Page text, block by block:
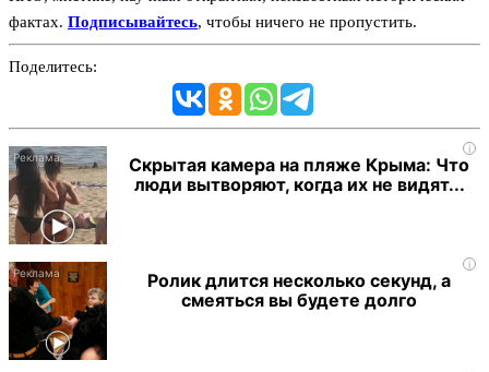
фактах. Подписывайтесь, чтобы ничего не пропустить.
Поделитесь:
i
Скрытая камера на пляже Крыма: Что
люди вытворяют, когда их не видят...
i
Ролик длится несколько секунд, а
смеяться вы будете долго